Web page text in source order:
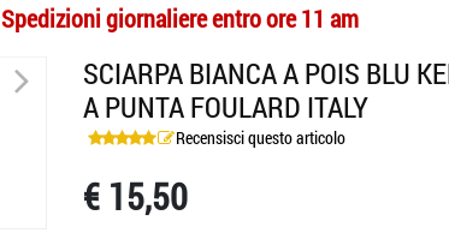
Spedizioni giornaliere entro ore 11 am
>
SCIARPA BIANCA A POIS BLU
A PUNTA FOULARD ITALY
Recensisci questo articolo
€ 15,50